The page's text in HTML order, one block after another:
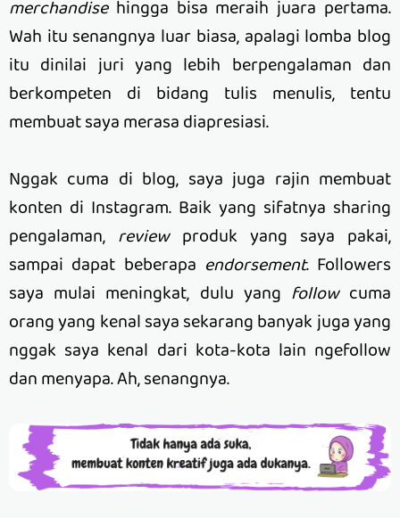
merchandisehingga bisa meraih juara pertama.
Wah itu senangnya luar biasa, apalagi lomba blog
itu dinilai juri yang lebih berpengalaman dan
berkompeten di bidang tulis menulis, tentu
membuat saya merasa diapresiasi.
Nggak cuma di blog, saya juga rajin membuat
konten di Instagram. Baik yang sifatnya sharing
pengalaman, reviewproduk yang saya pakai,
sampai dapat beberapa endorsement. Followers
saya mulai meningkat, dulu yang followcuma
orang yang kenal saya sekarang banyak juga yang
nggak saya kenal dari kota-kota lain ngefollow
dan menyapa. Ah, senangnya.